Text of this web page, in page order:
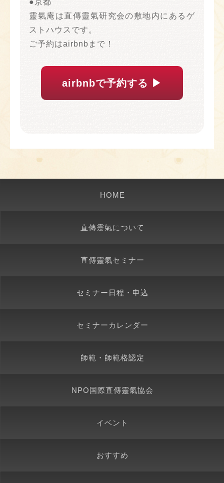
●京都
靈氣庵は直傳靈氣研究会の敷地内にあるゲ
ストハウスです。
ご予約はairbnbまで！
airbnbで予約する ▶︎
HOME
直傳靈氣について
直傳靈氣セミナー
セミナー日程・申込
セミナーカレンダー
師範・師範格認定
NPO国際直傳靈氣協会
イベント
おすすめ